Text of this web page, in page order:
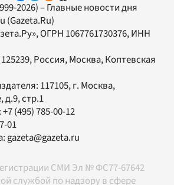
2026) – Главные новости дня
(Gazeta.Ru)
, ОГРН 1067761730376, ИНН
Россия, Москва, Коптевская
117105, г. Москва,
стр.1
+7 (495) 785-00-12
01
gazeta@gazeta.ru
СМИ Эл № ФС77-67642
службой по надзору в сфере